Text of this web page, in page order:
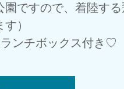
ですので、着陸す
）
ンチボックス付き♡